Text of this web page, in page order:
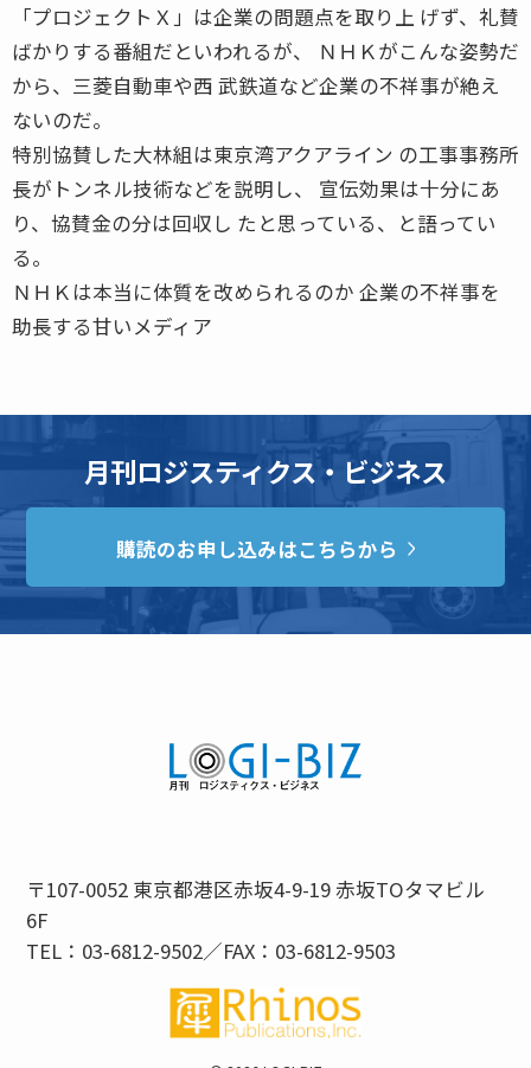
「プロジェクトＸ」は企業の問題点を取り上 げず、礼賛
ばかりする番組だといわれるが、 ＮＨＫがこんな姿勢だ
から、三菱自動車や西 武鉄道など企業の不祥事が絶え
ないのだ。
特別協賛した大林組は東京湾アクアライン の工事事務所
長がトンネル技術などを説明し、 宣伝効果は十分にあ
り、協賛金の分は回収し たと思っている、と語ってい
る。
ＮＨＫは本当に体質を改められるのか 企業の不祥事を
助長する甘いメディア
月刊ロジスティクス・ビジネス
購読のお申し込みはこちらから
〒107-0052 東京都港区赤坂4-9-19 赤坂TOタマビル
6F
TEL：03-6812-9502／FAX：03-6812-9503